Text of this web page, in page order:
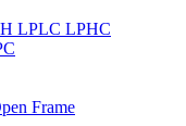
LPLC LPHC
Frame